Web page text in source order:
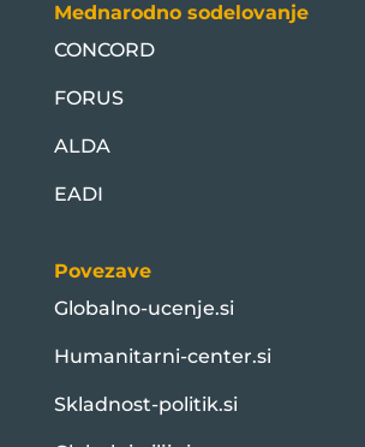
Mednarodno sodelovanje
CONCORD
FORUS
ALDA
EADI
Povezave
Globalno-ucenje.si
Humanitarni-center.si
Skladnost-politik.si